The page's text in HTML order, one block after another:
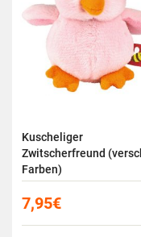
Kuscheliger
Zwitscherfreund
Farben)
7,95€